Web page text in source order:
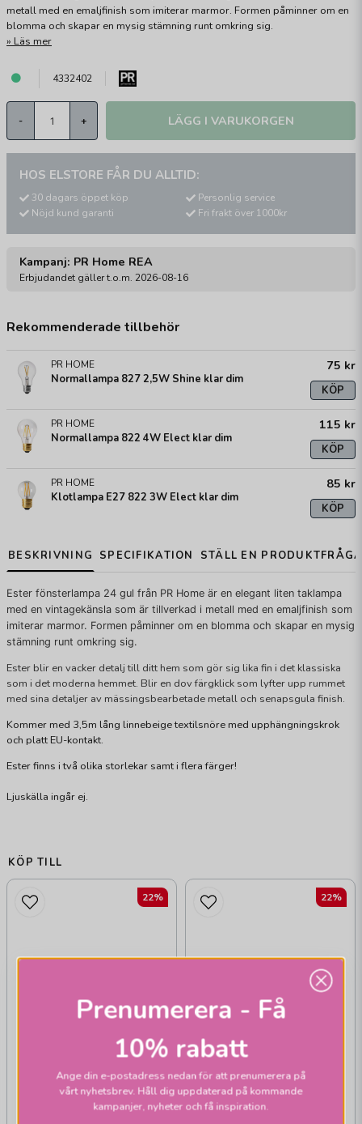
metall med en emaljfinish som imiterar marmor. Formen påminner om en
blomma och skapar en mysig stämning runt omkring sig.
Läs mer
4332402
- + LÄGG I VARUKORGEN
HOS ELSTORE FÅR DU ALLTID:
30 dagars öppet köp
Nöjd kund garanti
Personlig service
Fri frakt över 1000kr
Kampanj: PR Home REA
Erbjudandet gäller t.o.m. 2026-08-16
Rekommenderade tillbehör
PR HOME
Normallampa 827 2,5W Shine klar dim
75 kr
KÖP
PR HOME
Normallampa 822 4W Elect klar dim
115 kr
KÖP
PR HOME
Klotlampa E27 822 3W Elect klar dim
85 kr
KÖP
BESKRIVNING SPECIFIKATION STÄLL EN
Ester fönsterlampa 24 gul från PR Home är en elegant liten taklampa
med en vintagekänsla som är tillverkad i metall med en emaljfinish som
imiterar marmor. Formen påminner om en blomma och skapar en mysig
stämning runt omkring sig.
Ester blir en vacker detalj till ditt hem som gör sig lika fin i det klassiska
som i det moderna hemmet. Blir en dov färgklick som lyfter upp rummet
med sina detaljer av mässingsbearbetade metall och senapsgula finish.
Kommer med 3,5m lång linnebeige textilsnöre med upphängningskrok
och platt EU-kontakt.
Ester finns i två olika storlekar samt i flera färger!
Ljuskälla ingår ej.
KÖP TILL
22% 22%
Prenumerera - Få
10% rabatt
Ange din e-postadress nedan för att prenumerera på
vårt nyhetsbrev. Håll dig uppdaterad på kommande
kampanjer, nyheter och få inspiration.